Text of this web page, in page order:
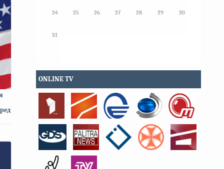
24 25 26 27 28 29 30
31
ONLINE TV